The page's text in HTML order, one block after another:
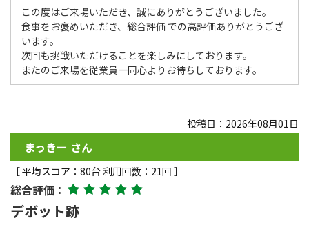
この度はご来場いただき、誠にありがとうございました。
食事をお褒めいただき、総合評価 での高評価ありがとうござ
います。
次回も挑戦いただけることを楽しみにしております。
またのご来場を従業員一同心よりお待ちしております。
まっきー さん
［ 平均スコア：80台 利用回数：21回 ］
投稿日：2026年08月01日
総合評価：
デボット跡